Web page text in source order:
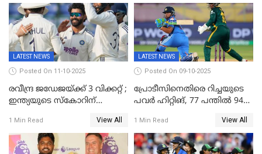
LATEST NEWS
Posted On 11-10-2025
രവീന്ദ്ര ജഡേജയ്ക്ക് 3 വിക്കറ്റ് ;
ഇന്ത്യയുടെ സ്കോറിന്
നാല് വിക്കറ്റ് നഷ്ടം
1 Min Read View All
LATEST NEWS
Posted On 09-10-2025
പ്രോടീസിനെതിരെ റിച്ചയുടെ
പവർ ഹിറ്റിങ്, 77 പന്തില്‍ 94
ലക്ഷ്യമൊരുക്കി ഇന്ത്യ; 28
വര്‍ഷം പഴക്കമുള്ള ലോക
റെക്കോര്‍ഡ് തകര്‍ത്ത് സ്മൃതി
1 Min Read View All